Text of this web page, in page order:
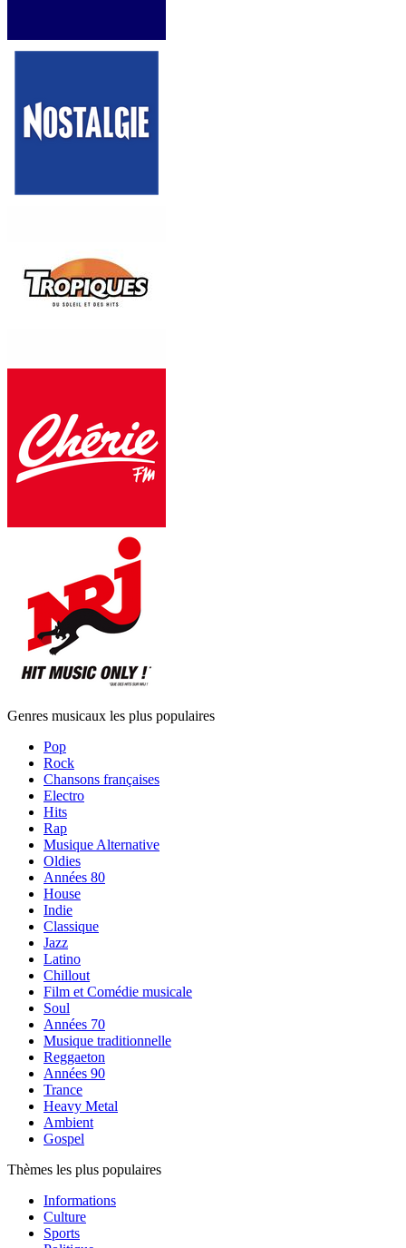
Genres musicaux les plus populaires
Pop
Rock
Chansons françaises
Electro
Hits
Rap
Musique Alternative
Oldies
Années 80
House
Indie
Classique
Jazz
Latino
Chillout
Film et Comédie musicale
Soul
Années 70
Musique traditionnelle
Reggaeton
Années 90
Trance
Heavy Metal
Ambient
Gospel
Thèmes les plus populaires
Informations
Culture
Sports